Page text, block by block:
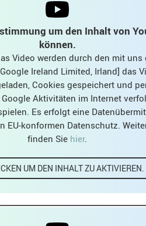
kamen. Eigentlich alles
Nachdem klar war, dass die
mehr stattfinden würden, begann
zu synchronisieren und
Proben geplanten Film- und
von Kamerapositionen und Licht
von Nancy Sinatra war ich so
fertig abmischte und
um den Inhalt von
können.
Video werden durch den mit uns
Ireland Limited, Irland] das
Cookies gespeichert und
Aktivitäten im Internet
Es erfolgt eine
EU-konformen Datenschutz.
finden Sie hier.
UM DEN INHALT ZU AKTIVIEREN.